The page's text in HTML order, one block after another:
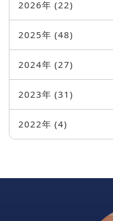
2026年 (22)
2025年 (48)
2024年 (27)
2023年 (31)
2022年 (4)